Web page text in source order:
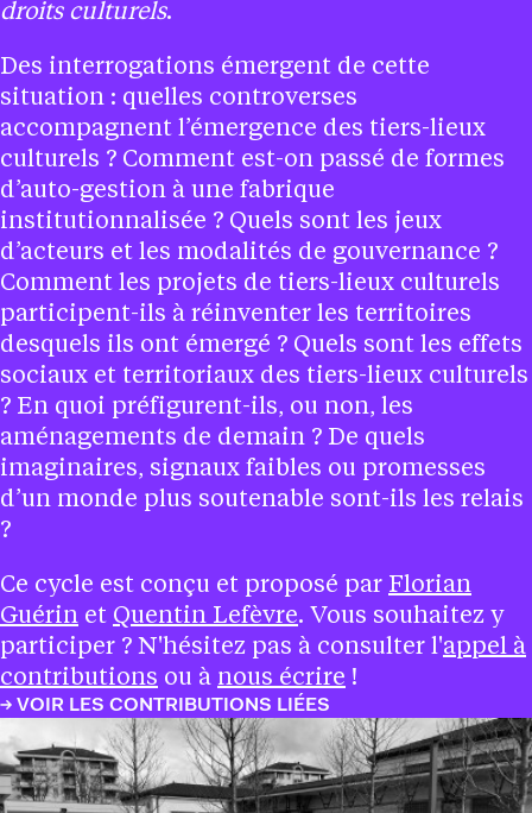
droits culturels.
Des interrogations émergent de cette
situation : quelles controverses
accompagnent l’émergence des tiers-lieux
culturels ? Comment est-on passé de formes
d’auto-gestion à une fabrique
institutionnalisée ? Quels sont les jeux
d’acteurs et les modalités de gouvernance ?
Comment les projets de tiers-lieux culturels
participent-ils à réinventer les territoires
desquels ils ont émergé ? Quels sont les effets
sociaux et territoriaux des tiers-lieux culturels
? En quoi préfigurent-ils, ou non, les
aménagements de demain ? De quels
imaginaires, signaux faibles ou promesses
d’un monde plus soutenable sont-ils les relais
?
Ce cycle est conçu et proposé par Florian
Guérin et Quentin Lefèvre. Vous souhaitez y
participer ? N'hésitez pas à consulter l'appel à
contributions ou à nous écrire !
VOIR LES CONTRIBUTIONS LIÉES